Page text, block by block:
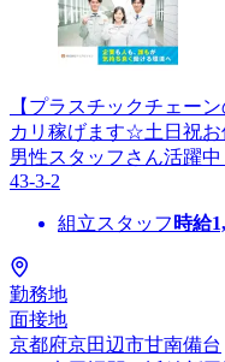
【プラスチックチェー
カリ稼げます☆土日祝
男性スタッフさん活躍
43-3-2
組立スタッフ 時給
勤務地
面接地
京都府京田辺市甘南備台